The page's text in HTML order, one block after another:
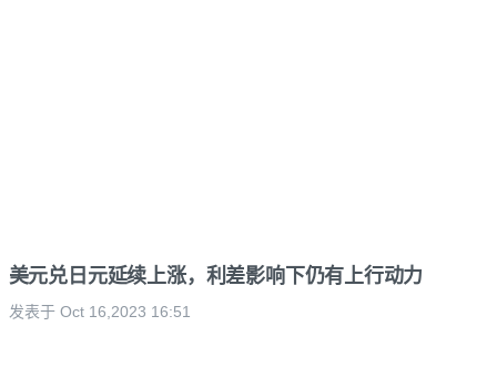
美元兑日元延续上涨，利差影响下仍有上行动力
发表于 Oct 16,2023 16:51